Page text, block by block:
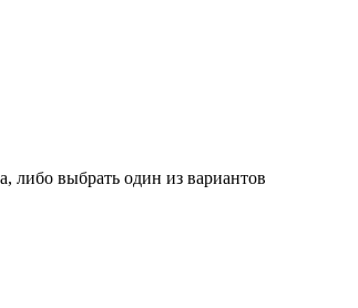
либо выбрать один из вариантов